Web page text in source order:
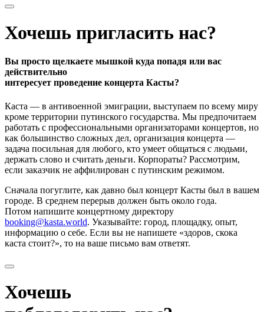
Хочешь пригласить нас?
Вы просто щелкаете мышкой куда попадя или вас
действительно
интересует проведение концерта Касты?
Каста — в антивоенной эмиграции, выступаем по всему миру
кроме территории путинского государства. Мы предпочитаем
работать с профессиональными организаторами концертов, но
как большинство сложных дел, организация концерта —
задача посильная для любого, кто умеет общаться с людьми,
держать слово и считать деньги. Корпораты? Рассмотрим,
если заказчик не аффилирован с путинским режимом.
Сначала погуглите, как давно был концерт Касты был в вашем
городе. В среднем перерыв должен быть около года.
Потом напишите концертному директору
booking@kasta.world. Указывайте: город, площадку, опыт,
информацию о себе. Если вы не напишете «здоров, скока
каста стоит?», то на ваше письмо вам ответят.
Хочешь